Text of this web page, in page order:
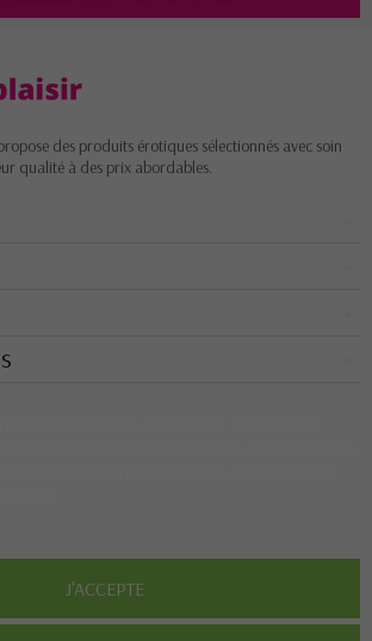
des produits érotiques sélectionnés avec soin
qualité à des prix abordables.
J'ACCEPTE